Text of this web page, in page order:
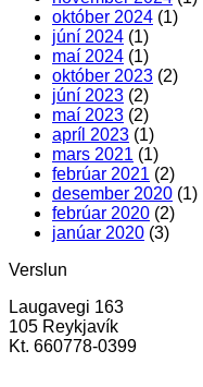
október 2024 (1)
júní 2024 (1)
maí 2024 (1)
október 2023 (2)
júní 2023 (2)
maí 2023 (2)
apríl 2023 (1)
mars 2021 (1)
febrúar 2021 (2)
desember 2020 (1)
febrúar 2020 (2)
janúar 2020 (3)
Verslun
Laugavegi 163
105 Reykjavík
Kt. 660778-0399